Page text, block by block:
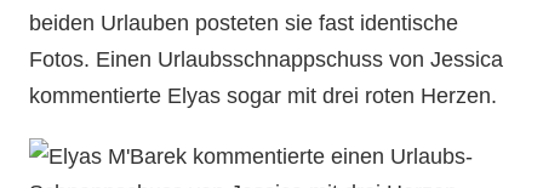
beiden Urlauben posteten sie fast identische
Fotos. Einen Urlaubsschnappschuss von Jessica
kommentierte Elyas sogar mit drei roten Herzen.